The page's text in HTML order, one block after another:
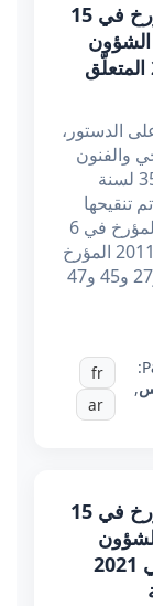
قرار من وزيرة الشؤون الثقافية مؤرخ في 15
الشؤون
الثقافية المؤرخ في 15 أفريل 2022 المتعلّق
الدستور،
والفنون
التقليدية الصادرة بمقتضى القانون عدد 35 لسنة
فيفري 1994، كما تم تنقيحها
وإتمامها بالقانون عدد 118 لسنة 2001 المؤرخ في 6
ديسمبر2001 وبالمرسوم عدد 43 لسنة 2011 المؤرخ
في 25 ماي 2011 وخاصة الفصول 26 و27 و45 و47
,
fr
ar
قرار من وزيرة الشؤون الثقافية مؤرخ في 15
الشؤون
الثقافية بالنّيابة المؤرخ في 21 جانفي 2021